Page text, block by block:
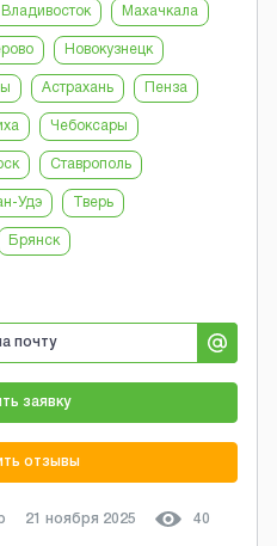
Владивосток Махачкала
Новокузнецк
Астрахань Пенза
Чебоксары
Ставрополь
Удэ Тверь
Брянск
почту
заявку
отзывы
21 ноября 2025 40